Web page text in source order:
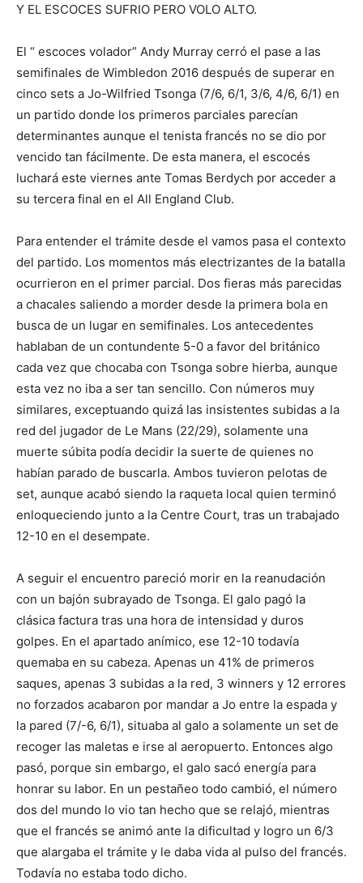
Y EL ESCOCES SUFRIO PERO VOLO ALTO.
El “ escoces volador” Andy Murray cerró el pase a las
semifinales de Wimbledon 2016 después de superar en
cinco sets a Jo-Wilfried Tsonga (7/6, 6/1, 3/6, 4/6, 6/1) en
un partido donde los primeros parciales parecían
determinantes aunque el tenista francés no se dio por
vencido tan fácilmente. De esta manera, el escocés
luchará este viernes ante Tomas Berdych por acceder a
su tercera final en el All England Club.
Para entender el trámite desde el vamos pasa el contexto
del partido. Los momentos más electrizantes de la batalla
ocurrieron en el primer parcial. Dos fieras más parecidas
a chacales saliendo a morder desde la primera bola en
busca de un lugar en semifinales. Los antecedentes
hablaban de un contundente 5-0 a favor del británico
cada vez que chocaba con Tsonga sobre hierba, aunque
esta vez no iba a ser tan sencillo. Con números muy
similares, exceptuando quizá las insistentes subidas a la
red del jugador de Le Mans (22/29), solamente una
muerte súbita podía decidir la suerte de quienes no
habían parado de buscarla. Ambos tuvieron pelotas de
set, aunque acabó siendo la raqueta local quien terminó
enloqueciendo junto a la Centre Court, tras un trabajado
12-10 en el desempate.
A seguir el encuentro pareció morir en la reanudación
con un bajón subrayado de Tsonga. El galo pagó la
clásica factura tras una hora de intensidad y duros
golpes. En el apartado anímico, ese 12-10 todavía
quemaba en su cabeza. Apenas un 41% de primeros
saques, apenas 3 subidas a la red, 3 winners y 12 errores
no forzados acabaron por mandar a Jo entre la espada y
la pared (7/-6, 6/1), situaba al galo a solamente un set de
recoger las maletas e irse al aeropuerto. Entonces algo
pasó, porque sin embargo, el galo sacó energía para
honrar su labor. En un pestañeo todo cambió, el número
dos del mundo lo vio tan hecho que se relajó, mientras
que el francés se animó ante la dificultad y logro un 6/3
que alargaba el trámite y le daba vida al pulso del francés.
Todavía no estaba todo dicho.